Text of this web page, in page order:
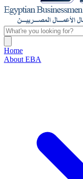
Home
About EBA